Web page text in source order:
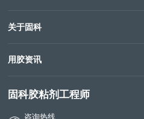
关于固科
用胶资讯
固科胶粘剂工程师
咨询热线